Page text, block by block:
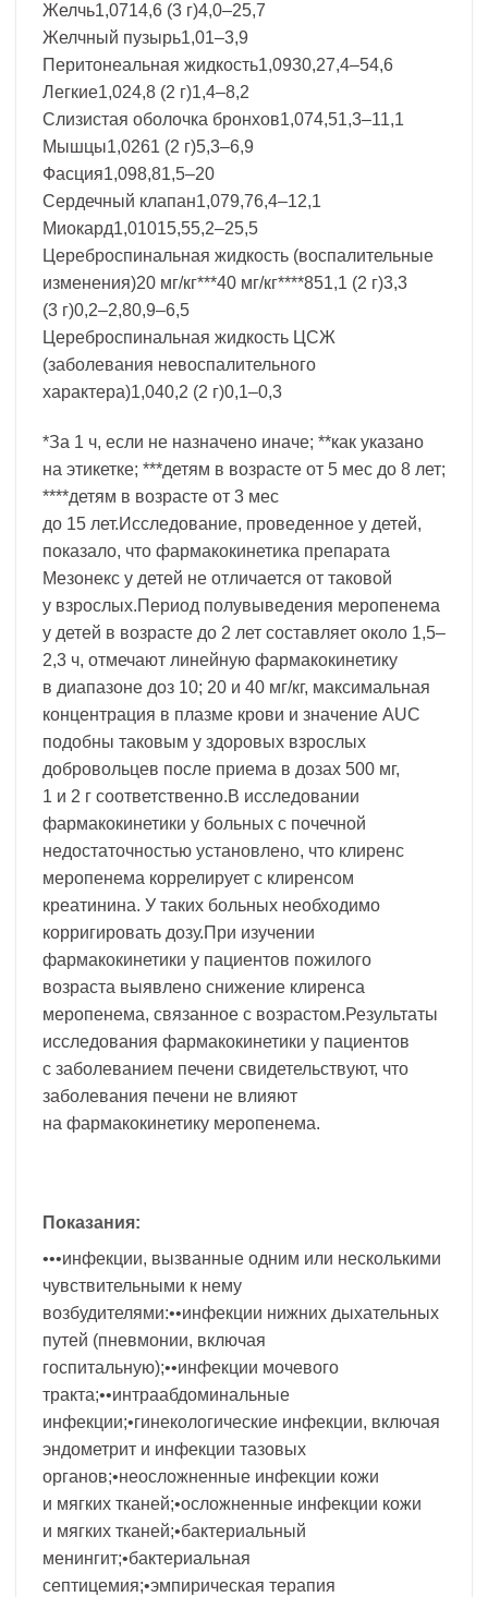
Желчь1,0714,6 (3 г)4,0–25,7
Желчный пузырь1,01–3,9
Перитонеальная жидкость1,0930,27,4–54,6
Легкие1,024,8 (2 г)1,4–8,2
Слизистая оболочка бронхов1,074,51,3–11,1
Мышцы1,0261 (2 г)5,3–6,9
Фасция1,098,81,5–20
Сердечный клапан1,079,76,4–12,1
Миокард1,01015,55,2–25,5
Цереброспинальная жидкость (воспалительные
изменения)20 мг/кг***40 мг/кг****851,1 (2 г)3,3
(3 г)0,2–2,80,9–6,5
Цереброспинальная жидкость ЦСЖ
(заболевания невоспалительного
характера)1,040,2 (2 г)0,1–0,3
*За 1 ч, если не назначено иначе; **как указано
на этикетке; ***детям в возрасте от 5 мес до 8 лет;
****детям в возрасте от 3 мес
до 15 лет.Исследование, проведенное у детей,
показало, что фармакокинетика препарата
Мезонекс у детей не отличается от таковой
у взрослых.Период полувыведения меропенема
у детей в возрасте до 2 лет составляет около 1,5–
2,3 ч, отмечают линейную фармакокинетику
в диапазоне доз 10; 20 и 40 мг/кг, максимальная
концентрация в плазме крови и значение AUC
подобны таковым у здоровых взрослых
добровольцев после приема в дозах 500 мг,
1 и 2 г соответственно.В исследовании
фармакокинетики у больных с почечной
недостаточностью установлено, что клиренс
меропенема коррелирует с клиренсом
креатинина. У таких больных необходимо
корригировать дозу.При изучении
фармакокинетики у пациентов пожилого
возраста выявлено снижение клиренса
меропенема, связанное с возрастом.Результаты
исследования фармакокинетики у пациентов
с заболеванием печени свидетельствуют, что
заболевания печени не влияют
на фармакокинетику меропенема.
Показания:
•••инфекции, вызванные одним или несколькими
чувствительными к нему
возбудителями:••инфекции нижних дыхательных
путей (пневмонии, включая
госпитальную);••инфекции мочевого
тракта;••интраабдоминальные
инфекции;•гинекологические инфекции, включая
эндометрит и инфекции тазовых
органов;•неосложненные инфекции кожи
и мягких тканей;•осложненные инфекции кожи
и мягких тканей;•бактериальный
менингит;•бактериальная
септицемия;•эмпирическая терапия